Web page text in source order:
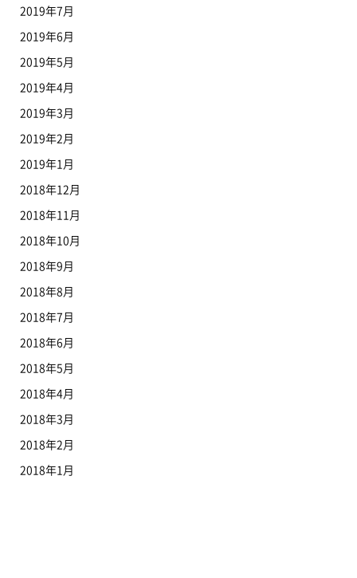
2019年7月
2019年6月
2019年5月
2019年4月
2019年3月
2019年2月
2019年1月
2018年12月
2018年11月
2018年10月
2018年9月
2018年8月
2018年7月
2018年6月
2018年5月
2018年4月
2018年3月
2018年2月
2018年1月